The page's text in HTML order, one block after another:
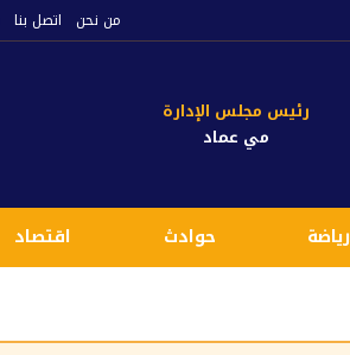
من نحن اتصل بنا
رئيس مجلس الإدارة
مي عماد
رياضة حوادث اقتصاد